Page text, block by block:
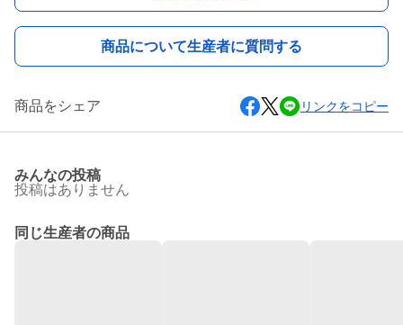
商品について生産者に質問する
商品をシェア リンクをコピー
みんなの投稿
投稿はありません
同じ生産者の商品